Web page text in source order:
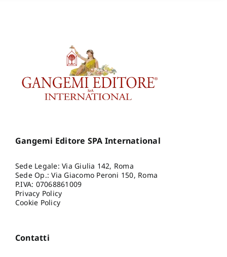
Gangemi Editore SPA International
Sede Legale: Via Giulia 142, Roma
Sede Op.: Via Giacomo Peroni 150, Roma
P.IVA: 07068861009
Privacy Policy
Cookie Policy
Contatti